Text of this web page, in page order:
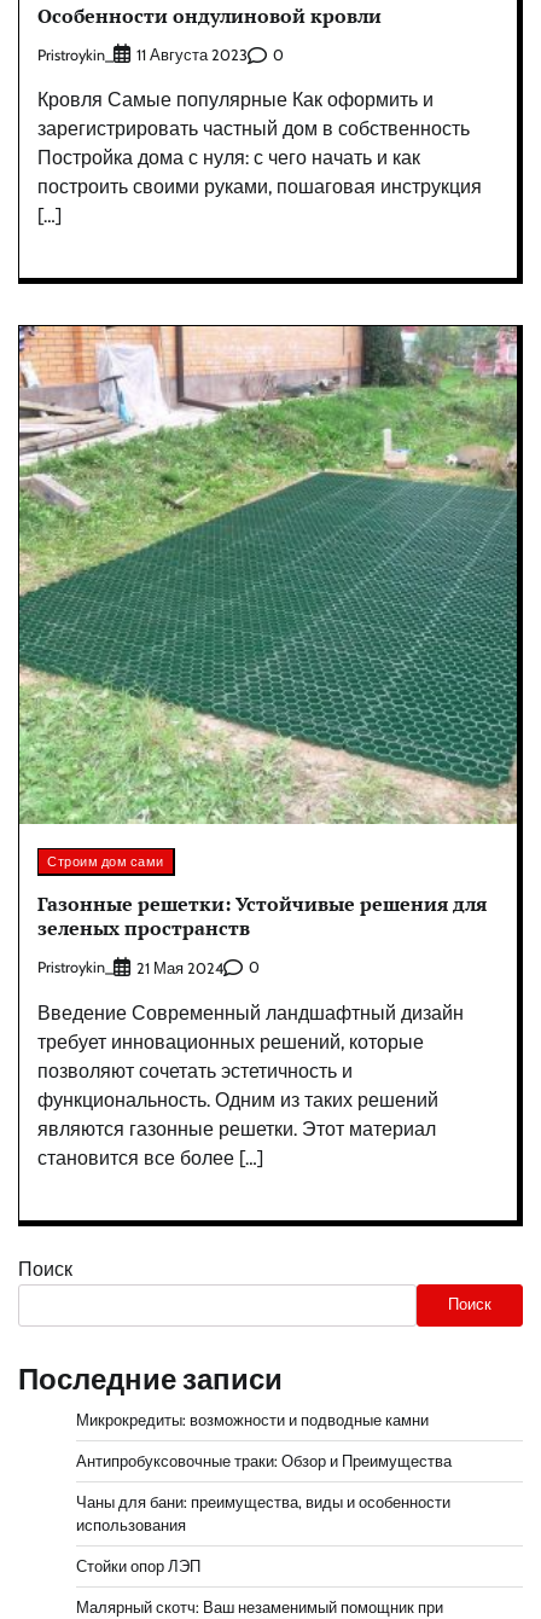
Особенности ондулиновой кровли
Pristroykin_ 11 Августа 2023 0
Кровля Самые популярные Как оформить и
зарегистрировать частный дом в собственность
Постройка дома с нуля: с чего начать и как
построить своими руками, пошаговая инструкция
[…]
Строим дом сами
Газонные решетки: Устойчивые решения для
зеленых пространств
Pristroykin_ 21 Мая 2024 0
Введение Современный ландшафтный дизайн
требует инновационных решений, которые
позволяют сочетать эстетичность и
функциональность. Одним из таких решений
являются газонные решетки. Этот материал
становится все более […]
Поиск
Поиск
Последние записи
Микрокредиты: возможности и подводные камни
Антипробуксовочные траки: Обзор и Преимущества
Чаны для бани: преимущества, виды и особенности
использования
Стойки опор ЛЭП
Малярный скотч: Ваш незаменимый помощник при